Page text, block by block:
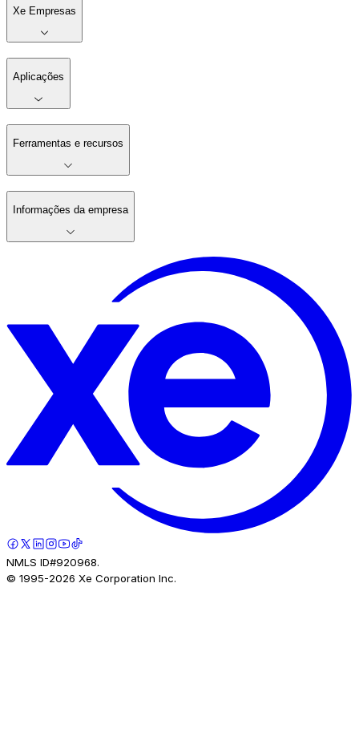
Xe Empresas
Aplicações
Ferramentas e recursos
Informações da empresa
NMLS ID#920968.
© 1995-2026 Xe Corporation Inc.